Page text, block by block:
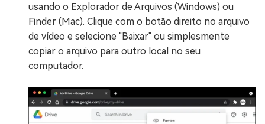
usando o Explorador de Arquivos (Windows) ou
Finder (Mac). Clique com o botão direito no arquivo
de vídeo e selecione "Baixar" ou simplesmente
copiar o arquivo para outro local no seu
computador.